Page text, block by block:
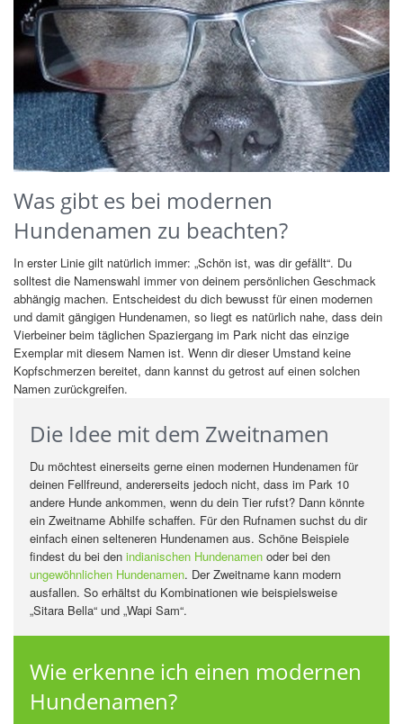
Was gibt es bei modernen
Hundenamen zu beachten?
In erster Linie gilt natürlich immer: „Schön ist, was dir gefällt“. Du
solltest die Namenswahl immer von deinem persönlichen Geschmack
abhängig machen. Entscheidest du dich bewusst für einen modernen
und damit gängigen Hundenamen, so liegt es natürlich nahe, dass dein
Vierbeiner beim täglichen Spaziergang im Park nicht das einzige
Exemplar mit diesem Namen ist. Wenn dir dieser Umstand keine
Kopfschmerzen bereitet, dann kannst du getrost auf einen solchen
Namen zurückgreifen.
Die Idee mit dem Zweitnamen
Du möchtest einerseits gerne einen modernen Hundenamen für
deinen Fellfreund, andererseits jedoch nicht, dass im Park 10
andere Hunde ankommen, wenn du dein Tier rufst? Dann könnte
ein Zweitname Abhilfe schaffen. Für den Rufnamen suchst du dir
einfach einen selteneren Hundenamen aus. Schöne Beispiele
findest du bei den indianischen Hundenamen oder bei den
ungewöhnlichen Hundenamen. Der Zweitname kann modern
ausfallen. So erhältst du Kombinationen wie beispielsweise
„Sitara Bella“ und „Wapi Sam“.
Wie erkenne ich einen modernen
Hundenamen?